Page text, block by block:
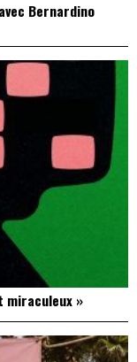
Bernardino
miraculeux »